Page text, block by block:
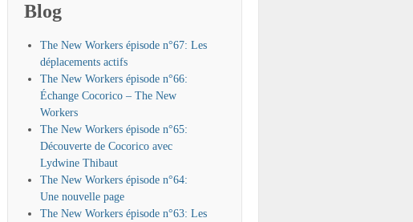
Blog
The New Workers épisode n°67: Les
déplacements actifs
The New Workers épisode n°66:
Échange Cocorico – The New
Workers
The New Workers épisode n°65:
Découverte de Cocorico avec
Lydwine Thibaut
The New Workers épisode n°64:
Une nouvelle page
The New Workers épisode n°63: Les